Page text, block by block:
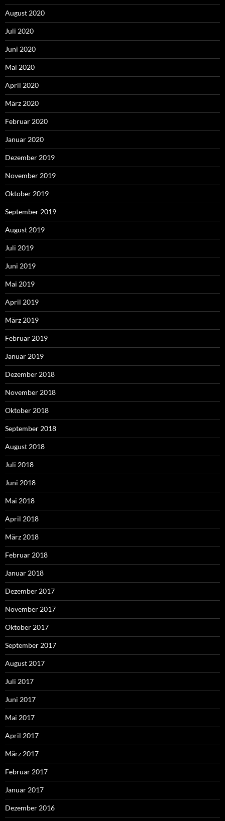
August 2020
Juli 2020
Juni 2020
Mai 2020
April 2020
März 2020
Februar 2020
Januar 2020
Dezember 2019
November 2019
Oktober 2019
September 2019
August 2019
Juli 2019
Juni 2019
Mai 2019
April 2019
März 2019
Februar 2019
Januar 2019
Dezember 2018
November 2018
Oktober 2018
September 2018
August 2018
Juli 2018
Juni 2018
Mai 2018
April 2018
März 2018
Februar 2018
Januar 2018
Dezember 2017
November 2017
Oktober 2017
September 2017
August 2017
Juli 2017
Juni 2017
Mai 2017
April 2017
März 2017
Februar 2017
Januar 2017
Dezember 2016